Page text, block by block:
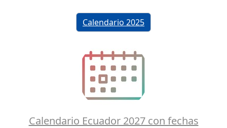
Calendario 2025
Calendario Ecuador 2027 con fechas